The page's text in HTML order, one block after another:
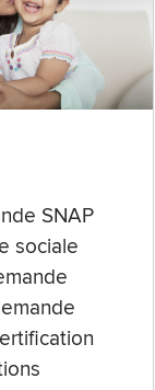
SNAP
sociale